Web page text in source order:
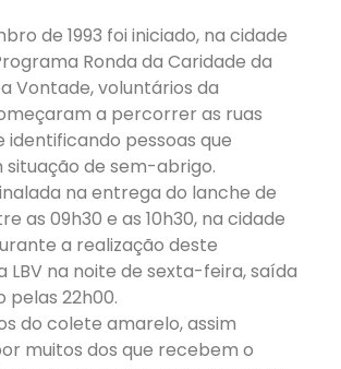
de 1993 foi iniciado, na cidade
Ronda da Caridade da
Vontade, voluntários da
a percorrer as ruas
identificando pessoas que
de sem-abrigo.
na entrega do lanche de
as 09h30 e as 10h30, na cidade
a realização deste
LBV na noite de sexta-feira, saída
pelas 22h00.
do colete amarelo, assim
muitos dos que recebem o